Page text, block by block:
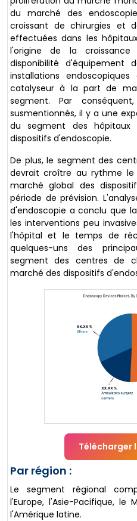
du marché des
croissant de chirurgies et
effectuées dans les
l'origine de la
disponibilité d'équipement
installations
catalyseur à la part de
segment. Par
susmentionnés, il y a une
du segment des
dispositifs d'endoscopie.
De plus, le segment des
devrait croître au rythme le
marché global des
période de prévision.
d'endoscopie a conclu que
les interventions peu
l'hôpital et le temps de
quelques-uns des
segment des centres de
marché des dispositifs
Télécharger
Par région :
Le segment régional
l'Europe, l'Asie-Pacifique, le
l'Amérique latine.